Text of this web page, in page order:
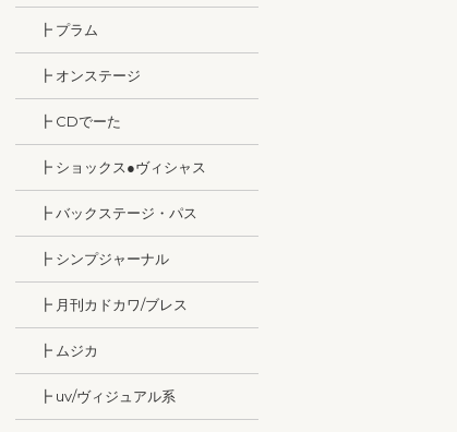
┣ プラム
┣ オンステージ
┣ CDでーた
┣ ショックス●ヴィシャス
┣ バックステージ・パス
┣ シンプジャーナル
┣ 月刊カドカワ/ブレス
┣ ムジカ
┣ uv/ヴィジュアル系